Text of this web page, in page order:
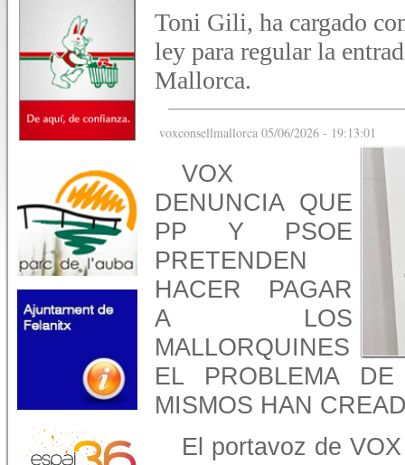
Toni Gili, ha cargado
ley para regular la
Mallorca.
voxconsellmallorca 05/06/2026 - 19:13:01
VOX
DENUNCIA QUE
PP Y PSOE
PRETENDEN
HACER PAGAR
A LOS
MALLORQUINES
EL PROBLEMA
MISMOS HAN
El portavoz de